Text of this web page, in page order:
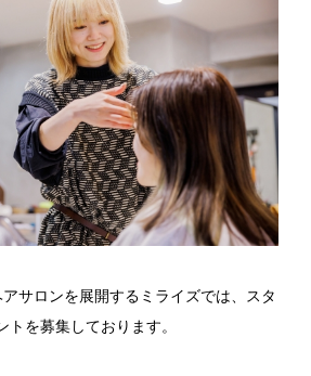
サロンを展開するミライズでは、スタ
トを募集しております。